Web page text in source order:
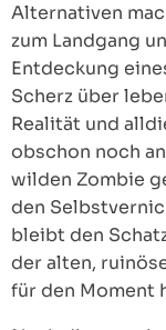
Alternativen
zum Landgang
Entdeckung
Scherz über
Realität und
obschon noch
wilden Zombie
den
bleibt den
der alten,
für den Moment